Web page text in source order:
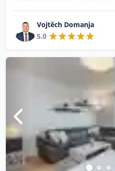
Vojtěch Domanja
5.0